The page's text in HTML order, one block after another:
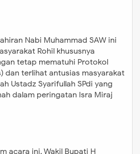
Nabi Muhammad SAW ini
Rohil khususnya
tetap mematuhi Protokol
dan terlihat antusias masyarakat
Ustadz Syarifullah SPdi yang
dalam peringatan Isra Miraj
acara ini, Wakil Bupati H